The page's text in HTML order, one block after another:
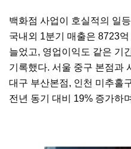
백화점 사업이 호실적의 일
국내외 1분기 매출은 8723
늘었고, 영업이익도 같은 기
기록했다. 서울 중구 본점과
대구 부산본점, 인천 미추홀
전년 동기 대비 19% 증가하